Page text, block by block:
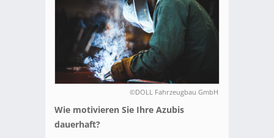
©DOLL Fahrzeugbau GmbH
Wie motivieren Sie Ihre Azubis
dauerhaft?